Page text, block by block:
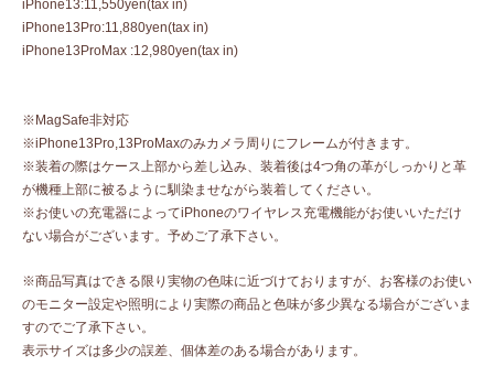
iPhone13:11,550yen(tax in)
iPhone13Pro:11,880yen(tax in)
iPhone13ProMax :12,980yen(tax in)
※MagSafe非対応
※iPhone13Pro,13ProMaxのみカメラ周りにフレームが付きます。
※装着の際はケース上部から差し込み、装着後は4つ角の革がしっかりと革
が機種上部に被るように馴染ませながら装着してください。
※お使いの充電器によってiPhoneのワイヤレス充電機能がお使いいただけ
ない場合がございます。予めご了承下さい。
※商品写真はできる限り実物の色味に近づけておりますが、お客様のお使い
のモニター設定や照明により実際の商品と色味が多少異なる場合がございま
すのでご了承下さい。
表示サイズは多少の誤差、個体差のある場合があります。